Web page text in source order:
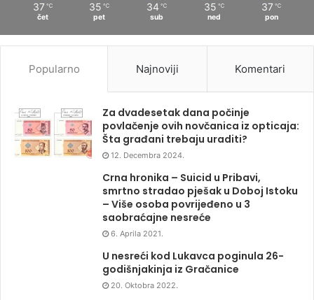
37 ℃
čet
35 ℃
pet
34 ℃
sub
35 ℃
ned
37 ℃
pon
Popularno Najnoviji Komentari
Za dvadesetak dana počinje
povlačenje ovih novčanica iz opticaja:
Šta građani trebaju uraditi?
12. Decembra 2024.
Crna hronika – Suicid u Pribavi,
smrtno stradao pješak u Doboj Istoku
– Više osoba povrijeđeno u 3
saobraćajne nesreće
6. Aprila 2021.
U nesreći kod Lukavca poginula 26-
godišnjakinja iz Gračanice
20. Oktobra 2022.